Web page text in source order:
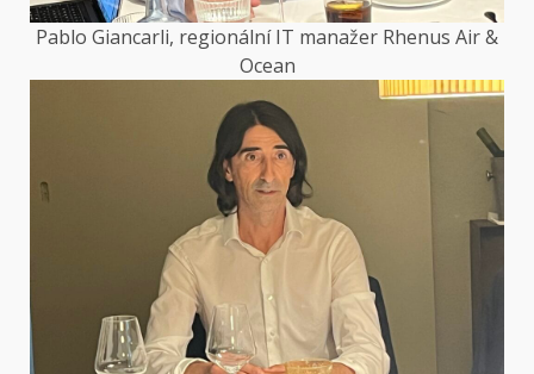
Pablo Giancarli, regionální IT manažer Rhenus Air &
Ocean